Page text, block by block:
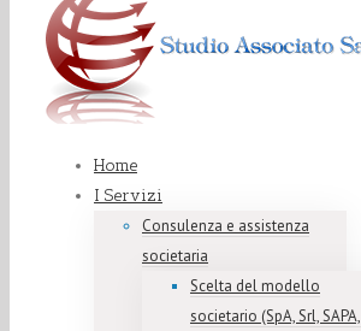
Home
I Servizi
Consulenza e assistenza
societaria
Scelta del modello
societario (SpA, Srl, SAPA,